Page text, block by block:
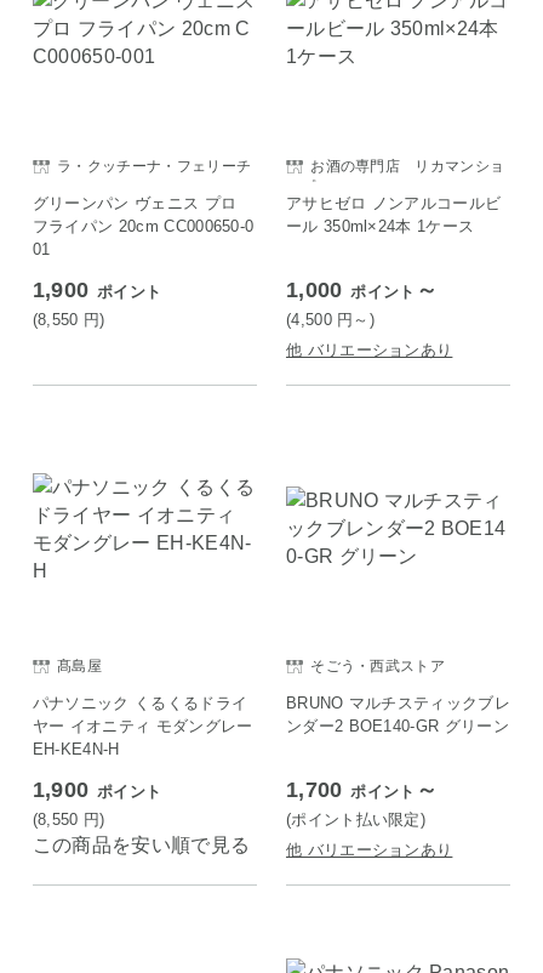
ラ・クッチーナ・フェリーチ
グリーンパン ヴェニス プロ
フライパン 20cm CC000650-0
01
1,900 ポイント
(8,550 円)
お酒の専門店 リカマンショ
ップ
アサヒゼロ ノンアルコールビ
ール 350ml×24本 1ケース
1,000 ポイント ～
(4,500 円 ～)
他 バリエーションあり
髙島屋
パナソニック くるくるドライ
ヤー イオニティ モダングレー
EH-KE4N-H
1,900 ポイント
(8,550 円)
この商品を安い順で見る
そごう・西武ストア
BRUNO マルチスティックブレ
ンダー2 BOE140-GR グリーン
1,700 ポイント ～
(ポイント払い限定)
他 バリエーションあり